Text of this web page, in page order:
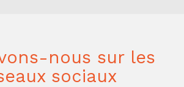
nous sur les
sociaux